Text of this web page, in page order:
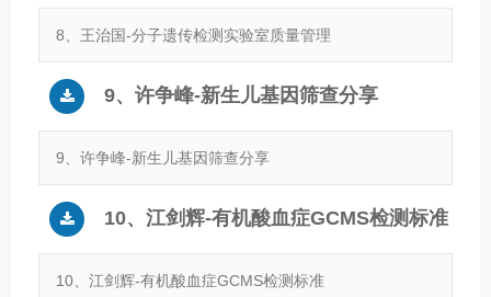
8、王治国-分子遗传检测实验室质量管理
9、许争峰-新生儿基因筛查分享
9、许争峰-新生儿基因筛查分享
10、江剑辉-有机酸血症GCMS检测标准
10、江剑辉-有机酸血症GCMS检测标准